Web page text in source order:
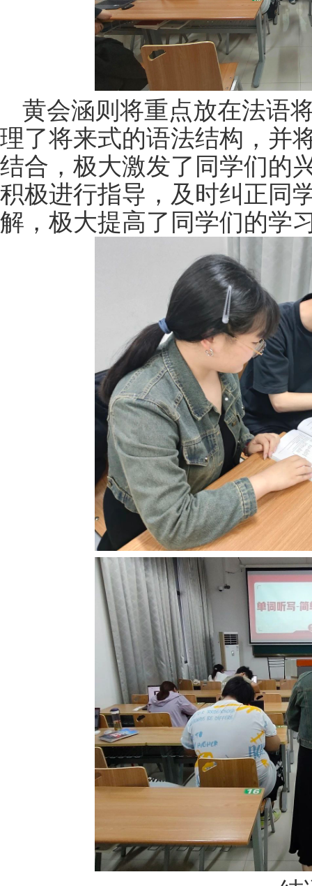
黄会涵则将重点放在法语
理了将来式的语法结构，并
结合，极大激发了同学们的
积极进行指导，及时纠正同
解，极大提高了同学们的学